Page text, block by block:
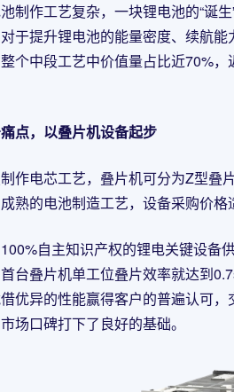
制作工艺复杂，一块锂电池的“诞
于提升锂电池的能量密度、续航
个中段工艺中价值量占比近70%
点，以叠片机设备起步
作电芯工艺，叠片机可分为Z型叠
熟的电池制造工艺，设备采购价格
自主知识产权的锂电关键设备
台叠片机单工位叠片效率就达到
优异的性能赢得客户的普遍认可
场口碑打下了良好的基础。